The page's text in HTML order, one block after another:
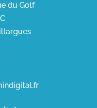
du Golf